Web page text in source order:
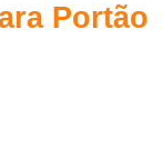
Portão